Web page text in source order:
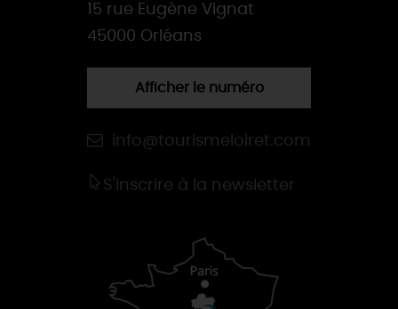
15 rue Eugène Vignat
45000 Orléans
Afficher le numéro
info@tourismeloiret.com
S'inscrire à la newsletter